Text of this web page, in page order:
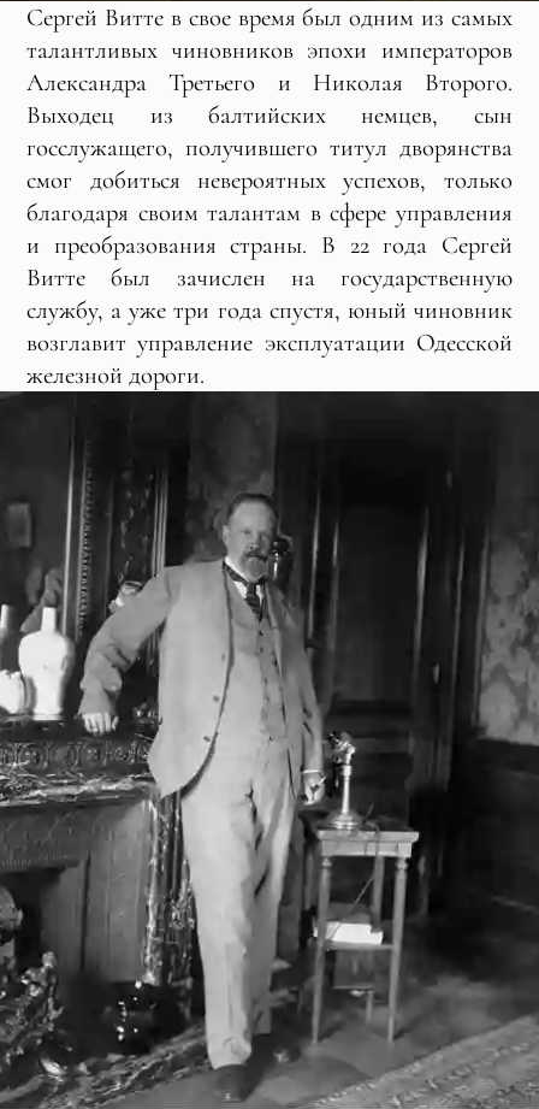
Сергей Витте в свое время был одним из самых
талантливых чиновников эпохи императоров
Александра Третьего и Николая Второго.
Выходец из балтийских немцев, сын
госслужащего, получившего титул дворянства
смог добиться невероятных успехов, только
благодаря своим талантам в сфере управления
и преобразования страны. В 22 года Сергей
Витте был зачислен на государственную
службу, а уже три года спустя, юный чиновник
возглавит управление эксплуатации Одесской
железной дороги.